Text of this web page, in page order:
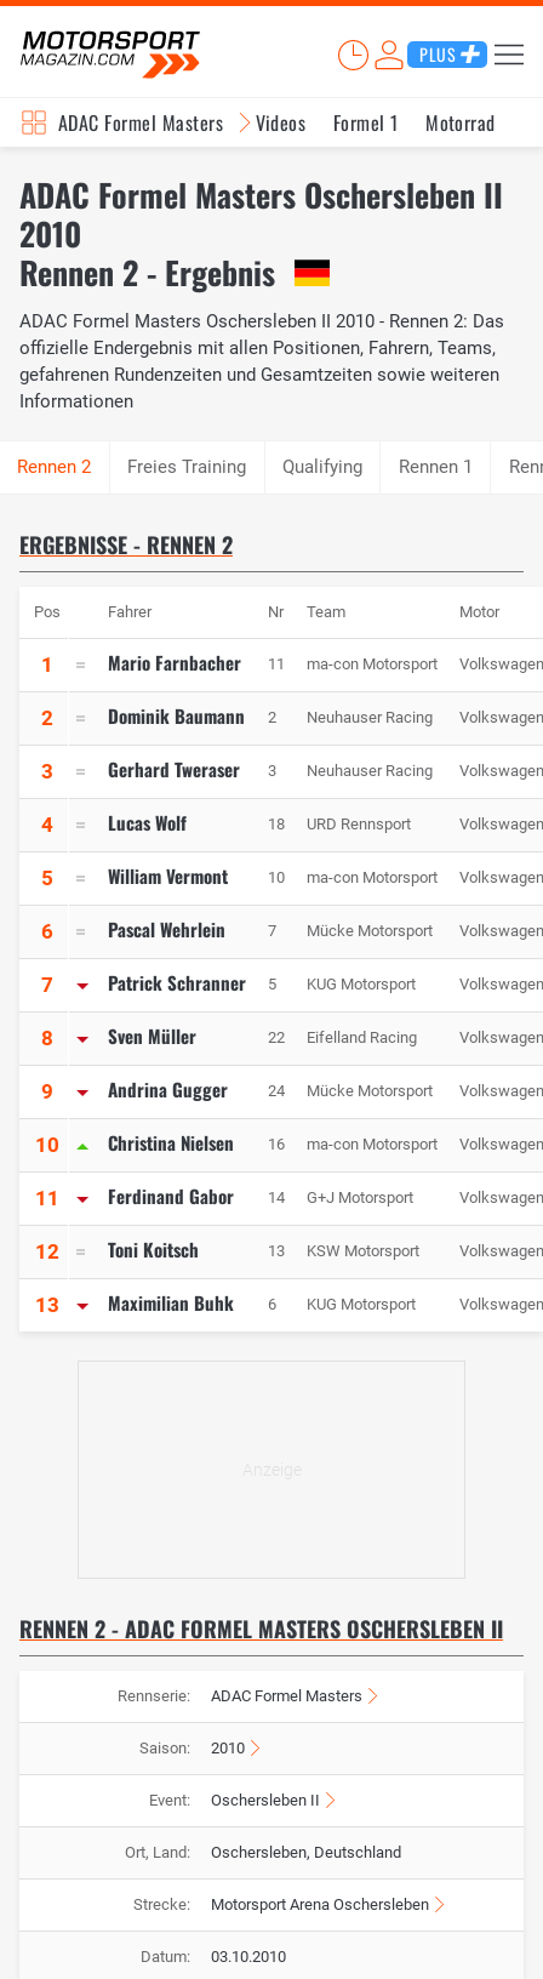
PLUS
ADAC Formel Masters Videos Formel 1 Motorrad
ADAC Formel Masters Oschersleben II
2010
Rennen 2 - Ergebnis
ADAC Formel Masters Oschersleben II 2010 - Rennen 2: Das
offizielle Endergebnis mit allen Positionen, Fahrern, Teams,
gefahrenen Rundenzeiten und Gesamtzeiten sowie weiteren
Informationen
Freies Training Qualifying Rennen 1
ERGEBNISSE - RENNEN 2
Pos Fahrer Nr Team Motor
1 Mario Farnbacher 11 ma-con Motorsport Volkswagen
2 Dominik Baumann 2 Neuhauser Racing Volkswagen
3 Gerhard Tweraser 3 Neuhauser Racing Volkswagen
4 Lucas Wolf 18 URD Rennsport Volkswagen
5 William Vermont 10 ma-con Motorsport Volkswagen
6 Pascal Wehrlein 7 Mücke Motorsport Volkswagen
7 Patrick Schranner 5 KUG Motorsport Volkswagen
8 Sven Müller 22 Eifelland Racing Volkswagen
9 Andrina Gugger 24 Mücke Motorsport Volkswagen
10 Christina Nielsen 16 ma-con Motorsport Volkswagen
11 Ferdinand Gabor 14 G+J Motorsport Volkswagen
12 Toni Koitsch 13 KSW Motorsport Volkswagen
13 Maximilian Buhk 6 KUG Motorsport Volkswagen
RENNEN 2 - ADAC FORMEL MASTERS OSCHERSLEBEN II
Rennserie: ADAC Formel Masters
Saison: 2010
Event: Oschersleben II
Ort, Land: Oschersleben, Deutschland
Strecke: Motorsport Arena Oschersleben
Datum: 03.10.2010